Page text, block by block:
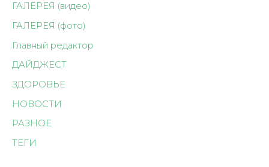
ГАЛЕРЕЯ (видео)
ГАЛЕРЕЯ (фото)
Главный редактор
ДАЙДЖЕСТ
ЗДОРОВЬЕ
НОВОСТИ
РАЗНОЕ
ТЕГИ